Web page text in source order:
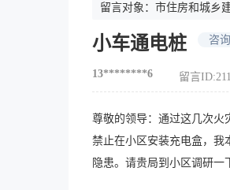
留言对象： 市住房和城乡
小车通电桩 咨
13********6 留言
尊敬的领导：通过这几次火
禁止在小区安装充电盒，我
隐患。请贵局到小区调研一